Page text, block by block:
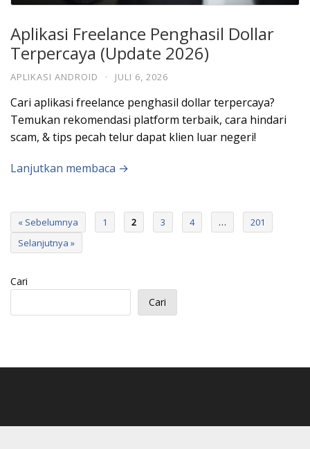
Aplikasi Freelance Penghasil Dollar
Terpercaya (Update 2026)
APLIKASI ANDROID · JULI 6, 2026
Cari aplikasi freelance penghasil dollar terpercaya?
Temukan rekomendasi platform terbaik, cara hindari
scam, & tips pecah telur dapat klien luar negeri!
Lanjutkan membaca →
« Sebelumnya 1 2 3 4 …
201
Selanjutnya »
Cari
Cari